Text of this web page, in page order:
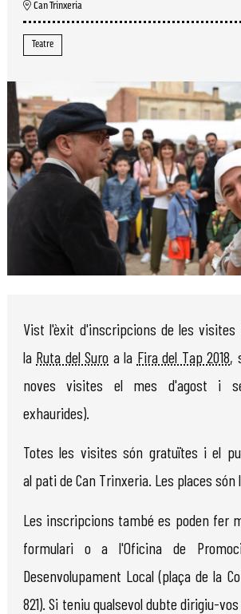
Can Trinxeria
Teatre
Vist l'èxit d'inscripcions de les visites
la Ruta del Suro a la Fira del Tap 2018,
noves visites el mes d'agost i
exhaurides).
Totes les visites són gratuïtes i el
al pati de Can Trinxeria. Les places són
Les inscripcions també es poden fer
formulari o a l'Oficina de
Desenvolupament Local (plaça de la
821). Si teniu qualsevol dubte dirigiu-